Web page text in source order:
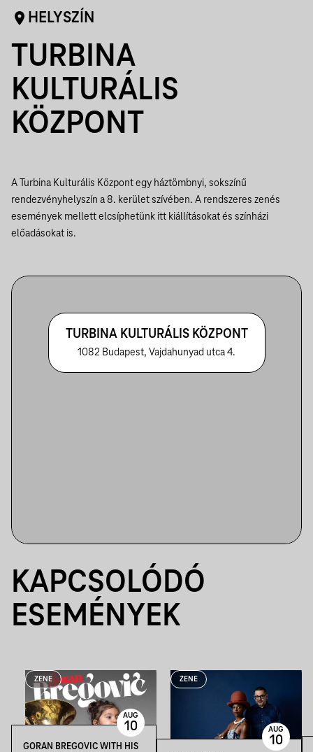
HELYSZÍN
TURBINA
KULTURÁLIS
KÖZPONT
A Turbina Kulturális Központ egy háztömbnyi, sokszínű
rendezvényhelyszín a 8. kerület szívében. A rendszeres zenés
események mellett elcsíphetünk itt kiállításokat és színházi
előadásokat is.
TURBINA KULTURÁLIS KÖZPONT
1082 Budapest, Vajdahunyad utca 4.
KAPCSOLÓDÓ
ESEMÉNYEK
ZENE
GORAN BREGOVIC WITH HIS
AUG
10
ZENE
AUG
10